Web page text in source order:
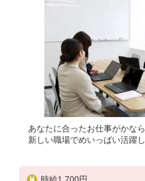
あなたに合ったお仕事がかな
新しい職場でめいっぱい活躍